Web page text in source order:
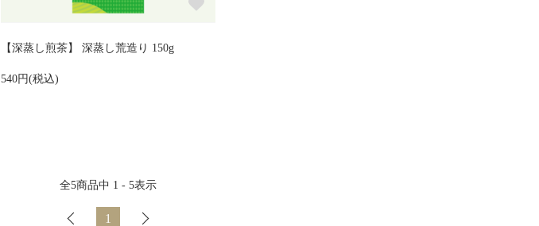
【深蒸し煎茶】 深蒸し荒造り 150g
540円(税込)
全5商品中 1 - 5表示
1